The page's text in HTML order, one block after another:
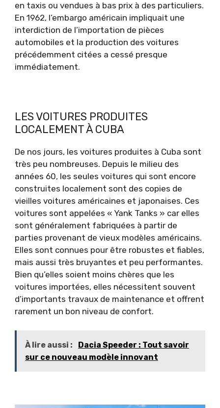
en taxis ou vendues à bas prix à des particuliers.
En 1962, l’embargo américain impliquait une
interdiction de l’importation de pièces
automobiles et la production des voitures
précédemment citées a cessé presque
immédiatement.
LES VOITURES PRODUITES
LOCALEMENT À CUBA
De nos jours, les voitures produites à Cuba sont
très peu nombreuses. Depuis le milieu des
années 60, les seules voitures qui sont encore
construites localement sont des copies de
vieilles voitures américaines et japonaises. Ces
voitures sont appelées « Yank Tanks » car elles
sont généralement fabriquées à partir de
parties provenant de vieux modèles américains.
Elles sont connues pour être robustes et fiables,
mais aussi très bruyantes et peu performantes.
Bien qu’elles soient moins chères que les
voitures importées, elles nécessitent souvent
d’importants travaux de maintenance et offrent
rarement un bon niveau de confort.
À lire aussi :
Dacia Speeder : Tout savoir
sur ce nouveau modèle innovant